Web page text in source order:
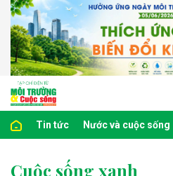
Tin tức Nước và cuộc sống
Cuộc sống xanh